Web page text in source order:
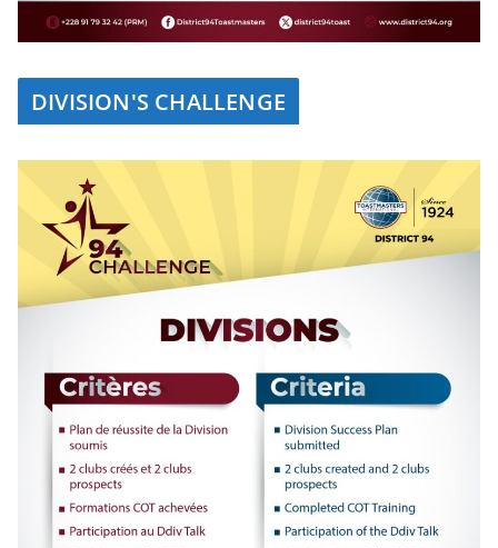
DIVISION'S CHALLENGE